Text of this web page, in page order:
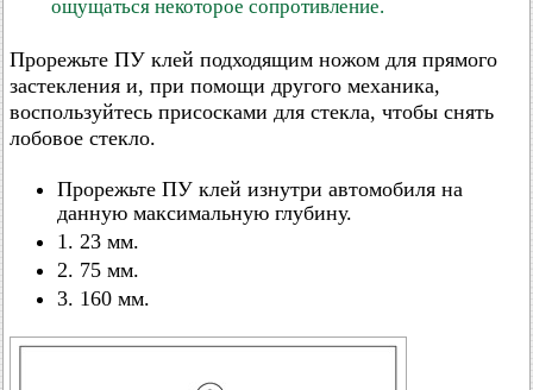
ощущаться некоторое сопротивление.
Прорежьте ПУ клей подходящим ножом для прямого
застекления и, при помощи другого механика,
воспользуйтесь присосками для стекла, чтобы снять
лобовое стекло.
Прорежьте ПУ клей изнутри автомобиля на
данную максимальную глубину.
1. 23 мм.
2. 75 мм.
3. 160 мм.